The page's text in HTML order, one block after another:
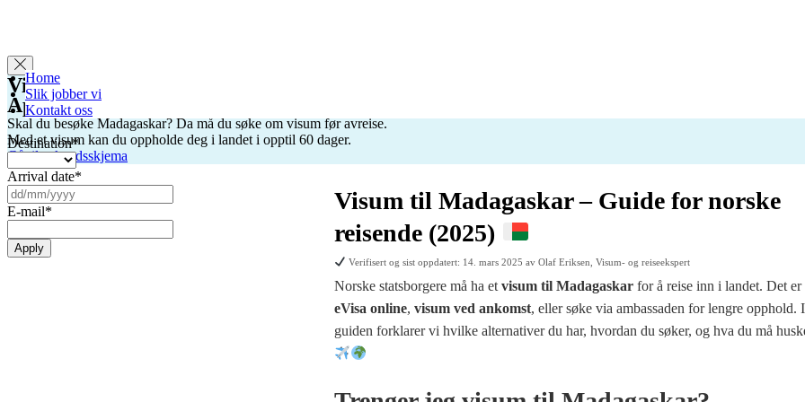
Home
Slik jobber vi
Kontakt oss
Apply for Visa
Destination*
Arrival date*
slash
MM
slash
E-mail*
Visum til Madagaskar
Skal du besøke Madagaskar? Da må du søke om visum før avreise.
Med et visum kan du oppholde deg i landet i opptil 60 dager.
Gå til søknadsskjema
Visum til Madagaskar – Guide for norske
reisende (2025)
Verifisert og sist oppdatert: 14. mars 2025 av Olaf Eriksen, Visum- og reiseekspert
Norske statsborgere må ha et visum til Madagaskar for å reise inn i landet. Det
eVisa online, visum ved ankomst, eller søke via ambassaden for lengre opphold.
guiden forklarer vi hvilke alternativer du har, hvordan du søker, og hva du må